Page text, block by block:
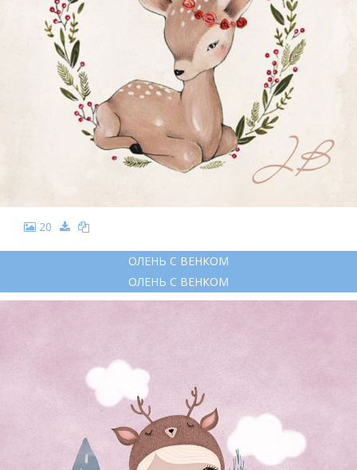
20
ОЛЕНЬ С ВЕНКОМ
ОЛЕНЬ С ВЕНКОМ